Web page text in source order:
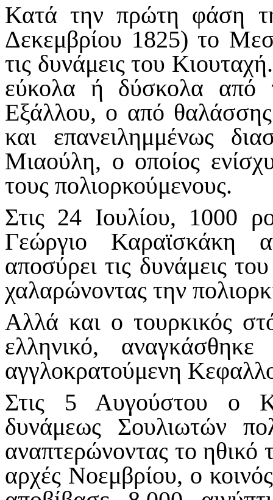
Κατά την πρώτη φάση
Δεκεμβρίου 1825) το
τις δυνάμεις του
εύκολα ή δύσκολα από
Εξάλλου, ο από
και επανειλημμένως
Μιαούλη, ο οποίος
τους πολιορκούμενους.
Στις 24 Ιουλίου, 1000
Γεώργιο Καραϊσκάκη
αποσύρει τις δυνάμεις
χαλαρώνοντας την
Αλλά και ο τουρκικός
ελληνικό,
αγγλοκρατούμενη
Στις 5 Αυγούστου ο
δυνάμεως Σουλιωτών
αναπτερώνοντας το
αρχές Νοεμβρίου, ο